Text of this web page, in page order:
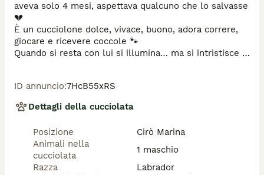
aveva solo 4 mesi, aspettava qualcuno che lo salvasse
💔
È un cucciolone dolce, vivace, buono, adora correre,
giocare e ricevere coccole 🐾
Quando si resta con lui si illumina… ma si intristisce
Rolly merita una famiglia vera, che gli regali amore e
libertà.
chippato e vaccinato.
🐶Nome Rolly
Nato 01/25
Taglia grande
Carattere dolcissimo
ID annuncio:7HcB55xRS
Dettagli della cucciolata
Posizione
Cirò Marina
Animali nella
cucciolata
1 maschio
Razza
Labrador